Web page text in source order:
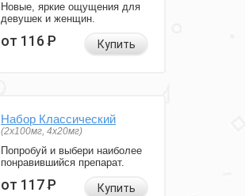
Новые, яркие ощущения для
девушек и женщин.
от 116Р Купить
Набор Классический
(2x100мг, 4x20мг)
Попробуй и выбери наиболее
понравившийся препарат.
от 117Р Купить